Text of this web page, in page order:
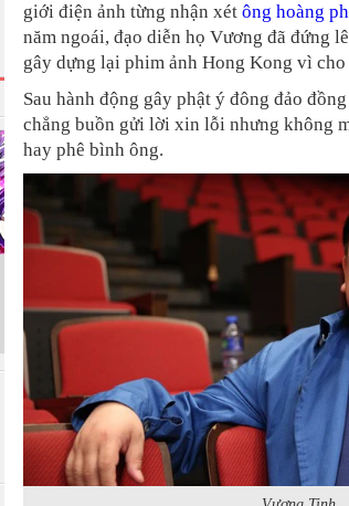
giới điện ảnh từng nhận xét ông hoàng
năm ngoái, đạo diễn họ Vương đã đứng
gây dựng lại phim ảnh Hong Kong vì
Sau hành động gây phật ý đông đảo
chẳng buồn gửi lời xin lỗi nhưng không
hay phê bình ông.